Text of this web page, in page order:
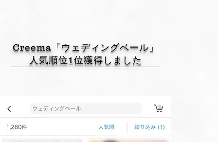
Creema「ウェディングベール」
人気順位1位獲得しました